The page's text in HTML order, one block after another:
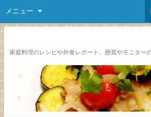
メニュー
家庭料理のレシピや外食レポート、懸賞やモニター